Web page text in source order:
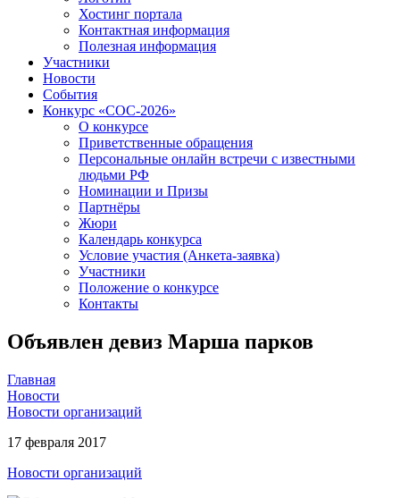
Хостинг портала
Контактная информация
Полезная информация
Участники
Новости
События
Конкурс «СОС-2026»
О конкурсе
Приветственные обращения
Персональные онлайн встречи с известными
людьми РФ
Номинации и Призы
Партнёры
Жюри
Календарь конкурса
Условие участия (Анкета-заявка)
Участники
Положение о конкурсе
Контакты
Объявлен девиз Марша парков
Главная
Новости
Новости организаций
17 февраля 2017
Новости организаций